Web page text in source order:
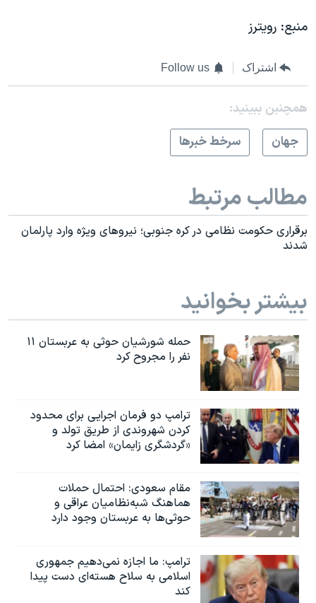
منبع: رویترز
اشتراک Follow us
همچنبن ببینید:
جهان
سرخط خبرها
مطالب مرتبط
برقراری حکومت نظامی در کره جنوبی؛ نیروهای ویژه وارد پارلمان
شدند
بیشتر بخوانید
حمله شورشیان حوثی به عربستان ۱۱
نفر را مجروح کرد
ترامپ دو فرمان اجرایی برای محدود
کردن شهروندی از طریق تولد و
«گردشگری زایمان» امضا کرد
مقام سعودی: احتمال حملات
هماهنگ شبه‌نظامیان عراقی و
حوثی‌ها به عربستان وجود دارد
ترامپ: ما اجازه نمی‌دهیم جمهوری
اسلامی به سلاح هسته‌ای دست پیدا
کند